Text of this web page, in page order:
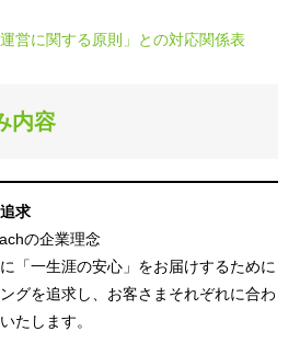
営に関する原則」との対応関係表
内容
求
の企業理念
「一生涯の安心」をお届けするために
グを追求し、お客さまそれぞれに合わ
たします。